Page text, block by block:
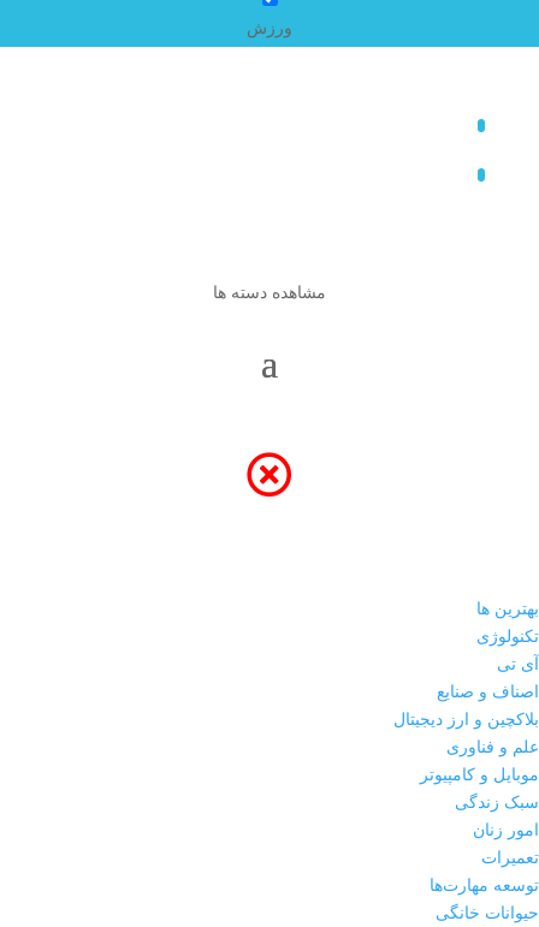
ورزش
مشاهده دسته ها
بهترین ها
تکنولوژی
آی تی
اصناف و صنایع
بلاکچین و ارز دیجیتال
علم و فناوری
موبایل و کامپیوتر
سبک زندگی
امور زنان
تعمیرات
توسعه مهارت‌ها
حیوانات خانگی